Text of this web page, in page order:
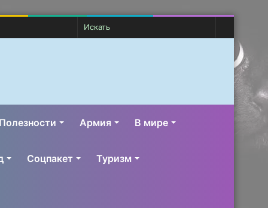
Switch
Случайная
Полезности Армия В мире
Соцпакет Туризм